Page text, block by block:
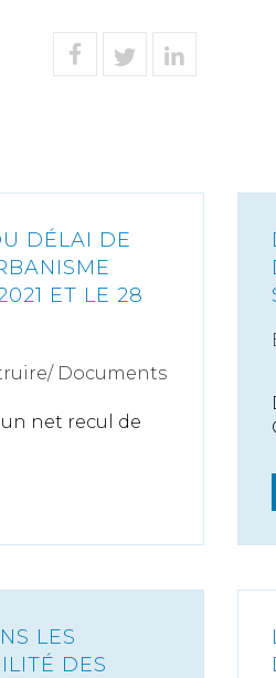
DÉLAI DE
ET LE 28
Documents
net recul de
LES
DES